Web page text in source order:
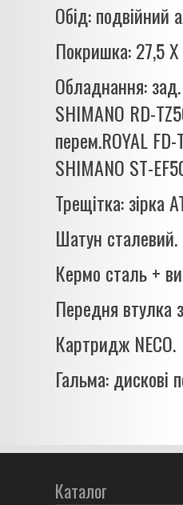
Обід: подвійний
Покришка: 27,5
Обладнання:
SHIMANO RD-
перем.ROYAL
SHIMANO ST-
Трещітка: зірка
Шатун сталевий.
Кермо сталь +
Передня втулка
Картридж NECO.
Гальма: дискові
Каталог